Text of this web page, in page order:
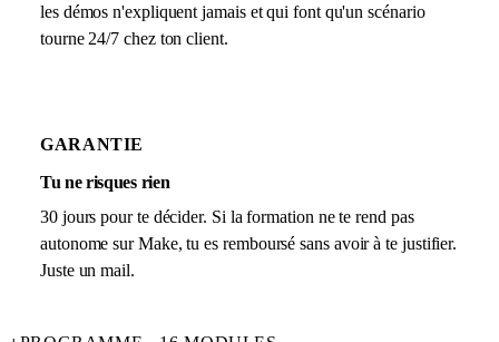
les démos n'expliquent jamais et qui font qu'un scénario
tourne 24/7 chez ton client.
GARANTIE
Tu ne risques rien
30 jours pour te décider. Si la formation ne te rend pas
autonome sur Make, tu es remboursé sans avoir à te justifier.
Juste un mail.